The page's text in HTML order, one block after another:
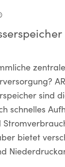
sind
schnelles
bietet